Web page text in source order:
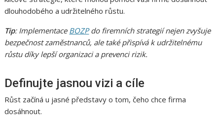
dlouhodobého a udržitelného růstu.
Tip: Implementace BOZPdo firemních strategií nejen zvyšuje
bezpečnost zaměstnanců, ale také přispívá k udržitelnému
růstu díky lepší organizaci a prevenci rizik.
Definujte jasnou vizi a cíle
Růst začíná u jasné představy o tom, čeho chce firma
dosáhnout.